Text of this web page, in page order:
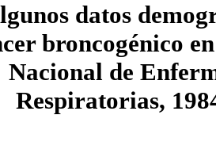
datos
broncogénico
Nacional de
Respiratorias,